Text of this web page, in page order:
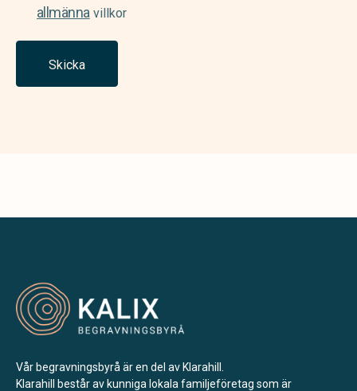
allmännavillkor
Skicka
Vår begravningsbyrå är en del av Klarahill.
Klarahill består av kunniga lokala familjeföretag som är